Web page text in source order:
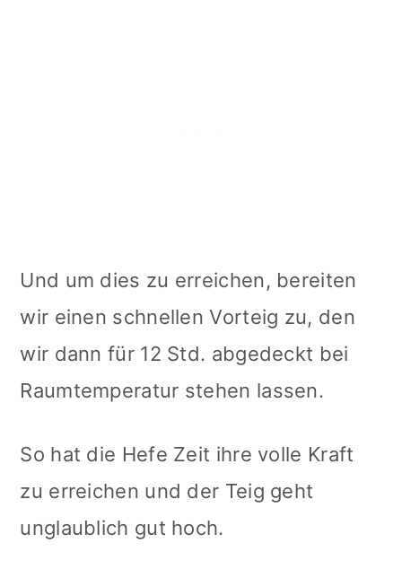
Und um dies zu erreichen, bereiten
wir einen schnellen Vorteig zu, den
wir dann für 12 Std. abgedeckt bei
Raumtemperatur stehen lassen.
So hat die Hefe Zeit ihre volle Kraft
zu erreichen und der Teig geht
unglaublich gut hoch.